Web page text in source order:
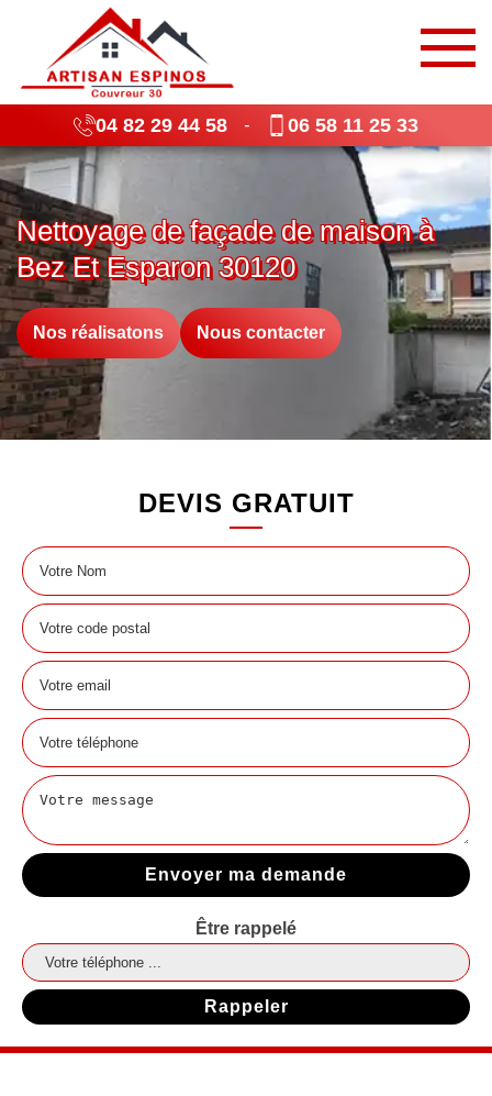
04 82 29 44 58 - 06 58 11 25 33
Nettoyage de façade de maison à
Bez Et Esparon 30120
Nos réalisatons Nous contacter
DEVIS GRATUIT
Être rappelé